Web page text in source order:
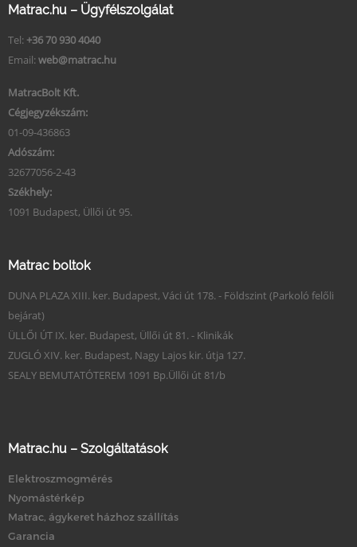
Matrac.hu – Ügyfélszolgálat
Tel: +36 70 930 4040
Email: web@matrac.hu
MatracBolt Kft.
Cégjegyzékszám:
01-09-436863
Adószám:
32677056-2-43
Székhely:
1091 Budapest, Üllői út 95.
Matrac boltok
DUNA PLAZA XIII. ker. Budapest, Váci út 178. - Földszint (Parkoló felőli
bejárat)
ÜLLŐI ÚT IX. ker. Budapest, Üllői út 81. - Klinikák
ZUGLÓ XIV. ker. Budapest, Nagy Lajos kir. útja 127.
SEALY BEMUTATÓTEREM 1091 Bp.Üllői út 81/b
Matrac.hu – Szolgáltatások
Elektroszmogmérés
Nyomástérkép
Matrac, ágykeret házhoz szállítás
Garancia